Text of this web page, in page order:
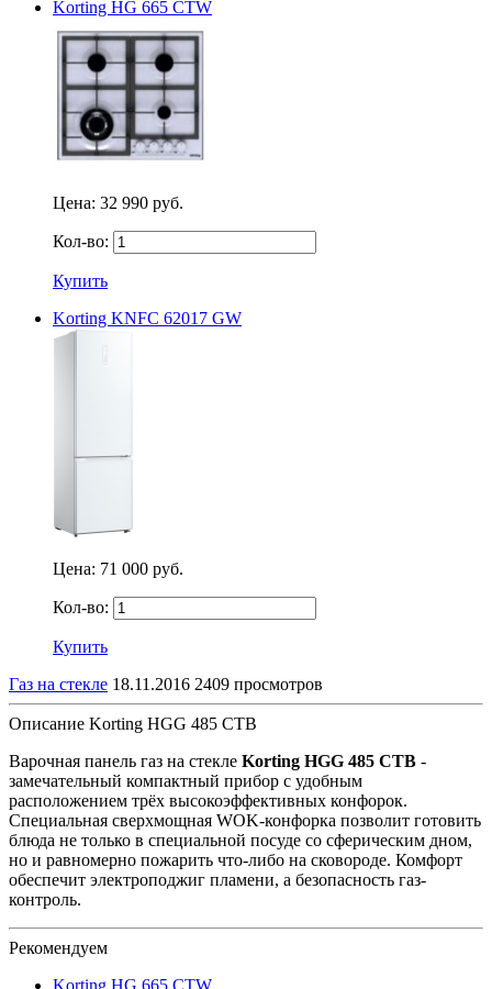
Korting HG 665 CTW
Цена: 32 990 руб.
Кол-во:
Купить
Korting KNFC 62017 GW
Цена: 71 000 руб.
Кол-во:
Купить
Газ на стекле 18.11.2016 2409 просмотров
Описание Korting HGG 485 CTB
Варочная панель газ на стекле Korting HGG 485 CTB -
замечательный компактный прибор с удобным
расположением трёх высокоэффективных конфорок.
Специальная сверхмощная WOK-конфорка позволит готовить
блюда не только в специальной посуде со сферическим дном,
но и равномерно пожарить что-либо на сковороде. Комфорт
обеспечит электроподжиг пламени, а безопасность газ-
контроль.
Рекомендуем
Korting HG 665 CTW